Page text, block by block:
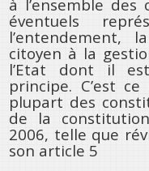
à l’ensemble
éventuels
l’entendement,
citoyen à la
l’Etat dont il
principe. C’est
plupart des
de la
2006, telle que
son article 5